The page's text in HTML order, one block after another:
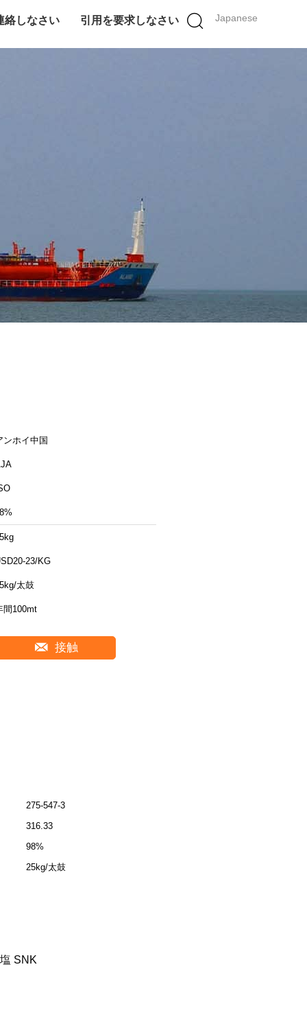
Japanese
絡しなさい 引用を要求しなさい
ンホイ中国
23/KG
太鼓
間100mt
接触
275-547-3
316.33
98%
25kg/太鼓
SNK